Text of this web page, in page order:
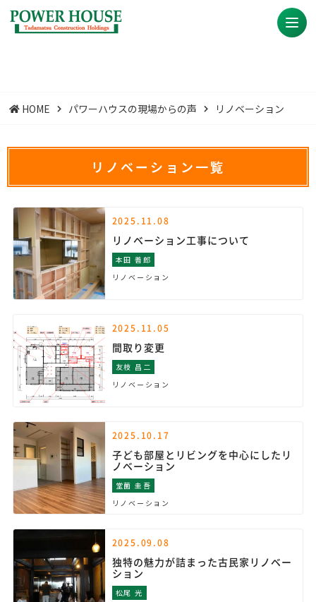
HOME パワーハウスの現場からの声 リノベーション
リノベーション一覧
2025.11.08
リノベーション工事について
本田 善郎
リノベーション
2025.11.05
間取り変更
友枝 昌二
リノベーション
2025.10.17
子ども部屋とリビングを中心にしたリ
ノベーション
堂薗 圭吾
リノベーション
2025.09.08
独特の魅力が詰まった古民家リノベー
ション
松尾 光